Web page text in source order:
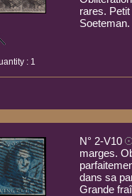
rares.
: 1
N° 2-V10
marges.
dans sa
Grande